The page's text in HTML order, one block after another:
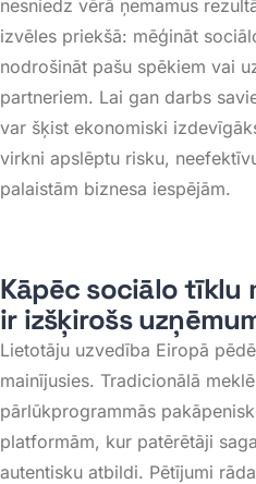
nesniedz vērā ņemamus
izvēles priekšā: mēģināt
nodrošināt pašu spēkiem vai
partneriem. Lai gan darbs
var šķist ekonomiski
virkni apslēptu risku,
palaistām biznesa iespējām.
Kāpēc sociālo tīklu
ir izšķirošs
Lietotāju uzvedība Eiropā
mainījusies. Tradicionālā
pārlūkprogrammās
platformām, kur patērētāji
autentisku atbildi. Pētījumi